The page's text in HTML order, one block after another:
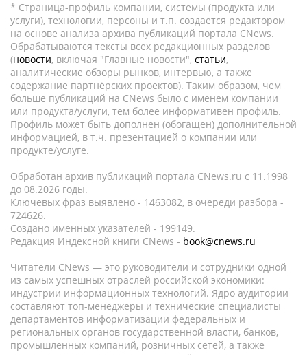
* Страница-профиль компании, системы (продукта или
услуги), технологии, персоны и т.п. создается редактором
на основе анализа архива публикаций портала CNews.
Обрабатываются тексты всех редакционных разделов
(новости, включая "Главные новости", статьи,
аналитические обзоры рынков, интервью, а также
содержание партнёрских проектов). Таким образом, чем
больше публикаций на CNews было с именем компании
или продукта/услуги, тем более информативен профиль.
Профиль может быть дополнен (обогащен) дополнительной
информацией, в т.ч. презентацией о компании или
продукте/услуге.
Обработан архив публикаций портала CNews.ru c 11.1998
до 08.2026 годы.
Ключевых фраз выявлено - 1463082, в очереди разбора -
724626.
Создано именных указателей - 199149.
Редакция Индексной книги CNews - book@cnews.ru
Читатели CNews — это руководители и сотрудники одной
из самых успешных отраслей российской экономики:
индустрии информационных технологий. Ядро аудитории
составляют топ-менеджеры и технические специалисты
департаментов информатизации федеральных и
региональных органов государственной власти, банков,
промышленных компаний, розничных сетей, а также